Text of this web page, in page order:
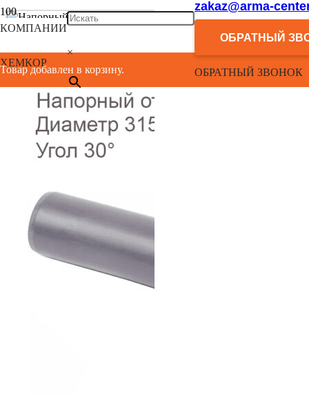
КОМПАНИИ
ХЕМКОР
×
zakaz@arma-
ОБРАТНЫЙ
ОБРАТНЫЙ ЗВОНОК
Товар добавлен в корзину.